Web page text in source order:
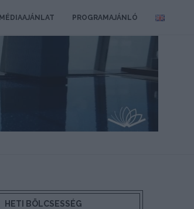
MÉDIAAJÁNLAT PROGRAMAJÁNLÓ
HETI BÖLCSESSÉG